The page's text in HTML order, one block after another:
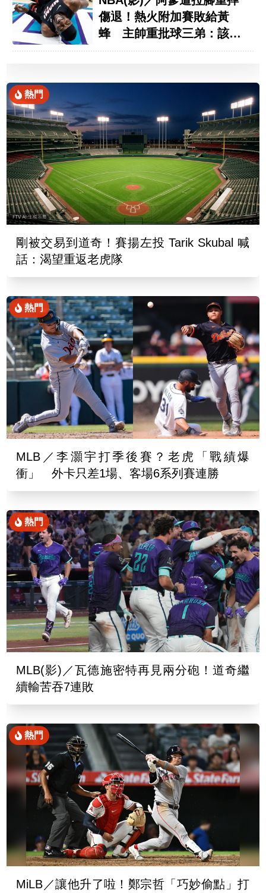
傷退！熱火附加賽敗給黃
蜂 主帥重批球三弟：該被
熱門
剛被交易到道奇！賽揚左投 Tarik Skubal 喊
話：渴望重返老虎隊
熱門
MLB／李灝宇打季後賽？老虎「戰績爆
衝」 外卡只差1場、客場6系列賽連勝
熱門
MLB(影)／瓦德施密特再見兩分砲！道奇繼
續輸苦吞7連敗
熱門
MiLB／讓他升了啦！鄭宗哲「巧妙偷點」打